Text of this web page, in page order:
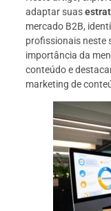
adaptar suas
mercado B2B,
profissionais neste
importância da
conteúdo e
marketing de